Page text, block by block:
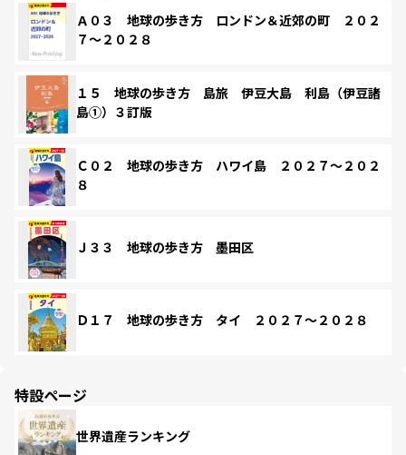
Ａ０３ 地球の歩き方 ロンドン＆近郊の町 ２０２
７～２０２８
１５ 地球の歩き方 島旅 伊豆大島 利島（伊豆諸
島①）３訂版
Ｃ０２ 地球の歩き方 ハワイ島 ２０２７～２０２
８
Ｊ３３ 地球の歩き方 墨田区
Ｄ１７ 地球の歩き方 タイ ２０２７～２０２８
特設ページ
世界遺産ランキング